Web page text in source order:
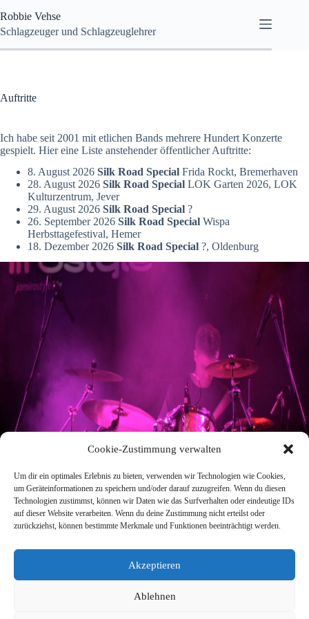
Cookie-Zustimmung verwalten
Um dir ein optimales Erlebnis zu bieten, verwenden wir Technologien wie Cookies,
um Geräteinformationen zu speichern und/oder darauf zuzugreifen. Wenn du diesen
Technologien zustimmst, können wir Daten wie das Surfverhalten oder eindeutige IDs
auf dieser Website verarbeiten. Wenn du deine Zustimmung nicht erteilst oder
zurückziehst, können bestimmte Merkmale und Funktionen beeinträchtigt werden.
Akzeptieren
Ablehnen
Inhalt
springen
Robbie Vehse
Schlagzeuger und Schlagzeuglehrer
Auftritte
Ich habe seit 2001 mit etlichen Bands mehrere Hundert Konzerte
gespielt. Hier eine Liste anstehender öffentlicher Auftritte:
8. August 2026 Silk Road Special Frida Rockt, Bremerhaven
28. August 2026 Silk Road Special LOK Garten 2026, LOK
Kulturzentrum, Jever
29. August 2026 Silk Road Special ?
26. September 2026 Silk Road Special Wispa
Herbsttagefestival, Hemer
18. Dezember 2026 Silk Road Special ?, Oldenburg